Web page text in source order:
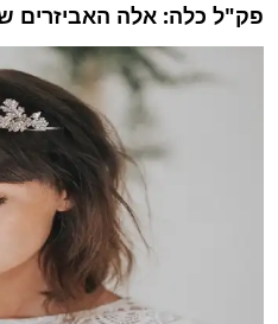
פק"ל כלה: אלה האביזרים